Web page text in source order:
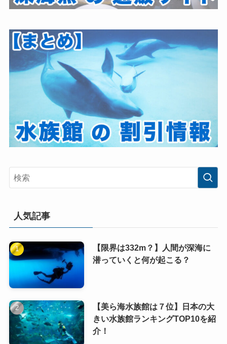
人気記事
【限界は332m？】人間が深海に
潜っていくと何が起こる？
【美ら海水族館は７位】日本の大
きい水族館ランキングTOP10を紹
介！